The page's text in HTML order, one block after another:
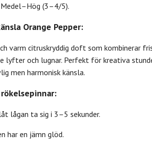
Medel–Hög (3–4/5).
Orange Pepper:
varm citruskryddig doft som kombinerar
lyfter och lugnar. Perfekt för kreativa
men harmonisk känsla.
lågan ta sig i 3–5 sekunder.
har en jämn glöd.